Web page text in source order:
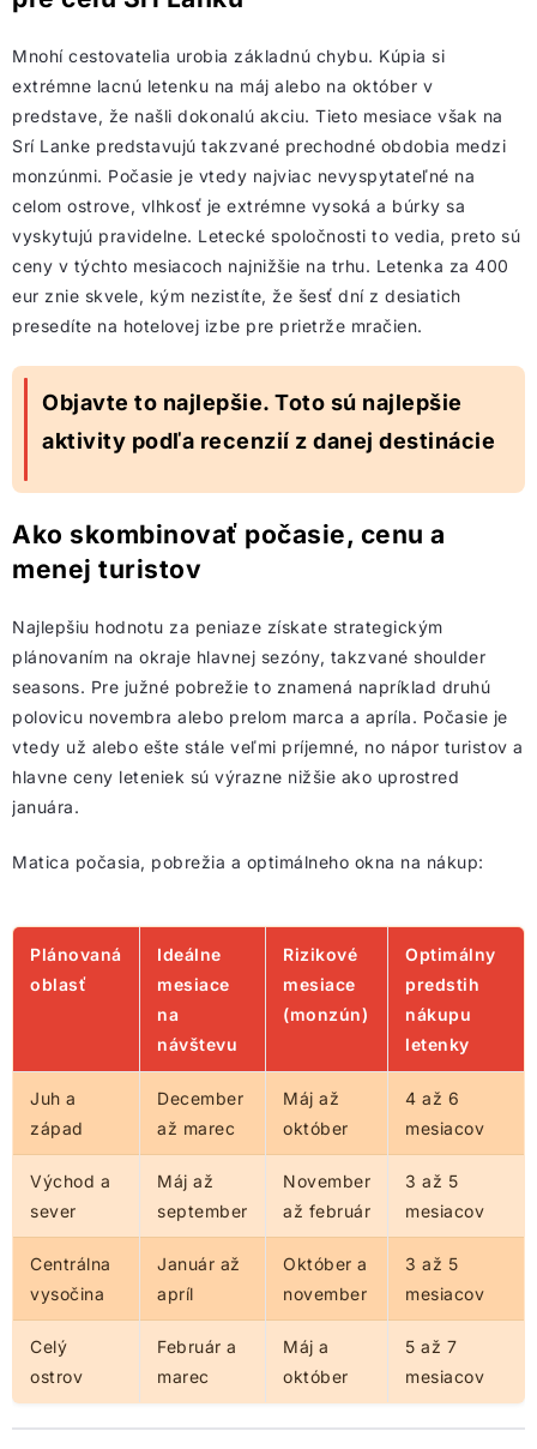
Mnohí cestovatelia urobia základnú chybu. Kúpia si
extrémne lacnú letenku na máj alebo na október v
predstave, že našli dokonalú akciu. Tieto mesiace však na
Srí Lanke predstavujú takzvané prechodné obdobia medzi
monzúnmi. Počasie je vtedy najviac nevyspytateľné na
celom ostrove, vlhkosť je extrémne vysoká a búrky sa
vyskytujú pravidelne. Letecké spoločnosti to vedia, preto sú
ceny v týchto mesiacoch najnižšie na trhu. Letenka za 400
eur znie skvele, kým nezistíte, že šesť dní z desiatich
presedíte na hotelovej izbe pre prietrže mračien.
Objavte to najlepšie. Toto sú najlepšie
aktivity podľa recenzií z danej destinácie
Ako skombinovať počasie, cenu a
menej turistov
Najlepšiu hodnotu za peniaze získate strategickým
plánovaním na okraje hlavnej sezóny, takzvané shoulder
seasons. Pre južné pobrežie to znamená napríklad druhú
polovicu novembra alebo prelom marca a apríla. Počasie je
vtedy už alebo ešte stále veľmi príjemné, no nápor turistov a
hlavne ceny leteniek sú výrazne nižšie ako uprostred
januára.
Matica počasia, pobrežia a optimálneho okna na nákup:
Plánovaná
oblasť
Ideálne
mesiace
na
návštevu
Rizikové
mesiace
(monzún)
Optimálny
predstih
nákupu
letenky
Juh a
západ
December
až marec
Máj až
október
4 až 6
mesiacov
Východ a
sever
Máj až
september
November
až február
3 až 5
mesiacov
Centrálna
vysočina
Január až
apríl
Október a
november
3 až 5
mesiacov
Celý
ostrov
Február a
marec
Máj a
október
5 až 7
mesiacov